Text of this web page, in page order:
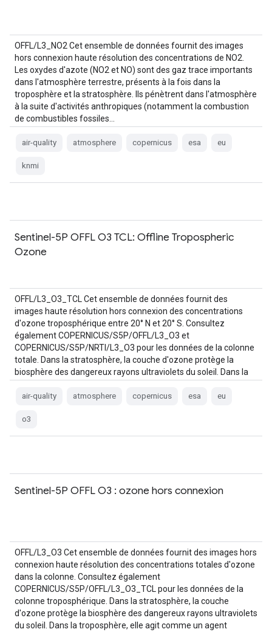
OFFL/L3_NO2 Cet ensemble de données fournit des images
hors connexion haute résolution des concentrations de NO2.
Les oxydes d'azote (NO2 et NO) sont des gaz trace importants
dans l'atmosphère terrestre, présents à la fois dans la
troposphère et la stratosphère. Ils pénètrent dans l'atmosphère
à la suite d'activités anthropiques (notamment la combustion
de combustibles fossiles…
air-quality atmosphere copernicus esa eu
knmi
Sentinel-5P OFFL O3 TCL: Offline Tropospheric
Ozone
OFFL/L3_O3_TCL Cet ensemble de données fournit des
images haute résolution hors connexion des concentrations
d'ozone troposphérique entre 20° N et 20° S. Consultez
également COPERNICUS/S5P/OFFL/L3_O3 et
COPERNICUS/S5P/NRTI/L3_O3 pour les données de la colonne
totale. Dans la stratosphère, la couche d'ozone protège la
biosphère des dangereux rayons ultraviolets du soleil. Dans la
air-quality atmosphere copernicus esa eu
o3
Sentinel-5P OFFL O3 : ozone hors connexion
OFFL/L3_O3 Cet ensemble de données fournit des images hors
connexion haute résolution des concentrations totales d'ozone
dans la colonne. Consultez également
COPERNICUS/S5P/OFFL/L3_O3_TCL pour les données de la
colonne troposphérique. Dans la stratosphère, la couche
d'ozone protège la biosphère des dangereux rayons ultraviolets
du soleil. Dans la troposphère, elle agit comme un agent